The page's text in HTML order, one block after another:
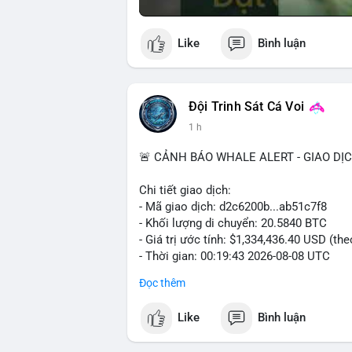
Like Bình luận
Đội Trinh Sát Cá Voi
1 h
🚨 CẢNH BÁO WHALE ALERT - GIAO
Chi tiết giao dịch:
- Mã giao dịch: d2c6200b...ab51c7f8
- Khối lượng di chuyển: 20.5840 BTC
- Giá trị ước tính: $1,334,436.40 USD
- Thời gian: 00:19:43 2026-08-08 UTC
Nhận định phân tích: Giao dịch 20.58
đủ tạo áp lực bán trực tiếp lên sàn.
Đọc thêm
Like Bình luận